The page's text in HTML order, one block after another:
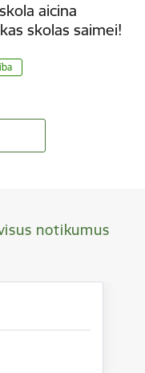
aicina
skolas saimei!
notikumus